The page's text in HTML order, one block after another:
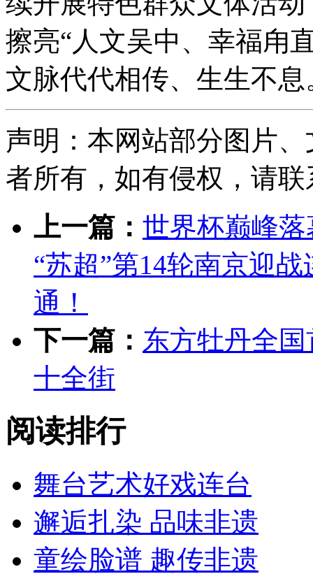
擦亮“人文吴中、幸福甪
文脉代代相传、生生不息
声明：本网站部分图片
者所有，如有侵权，请联
上一篇： 世界杯巅峰
“苏超”第14轮南京迎
通！
下一篇： 东方牡丹全
十全街
阅读排行
舞台艺术好戏连台
邂逅扎染 品味非遗
童绘脸谱 趣传非遗